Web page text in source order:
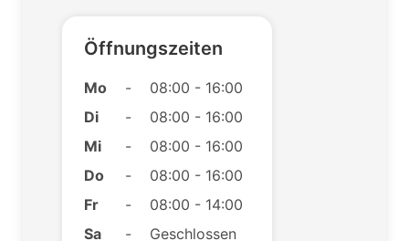
Öffnungszeiten
Mo -
08:00 - 16:00
Di
-
08:00 - 16:00
Mi
-
08:00 - 16:00
Do
-
08:00 - 16:00
Fr
-
08:00 - 14:00
Sa
-
Geschlossen